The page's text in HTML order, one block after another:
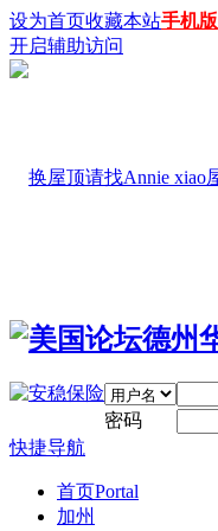
设为首页收藏本站手机版
开启辅助访问
密码
快捷导航
首页Portal
加州